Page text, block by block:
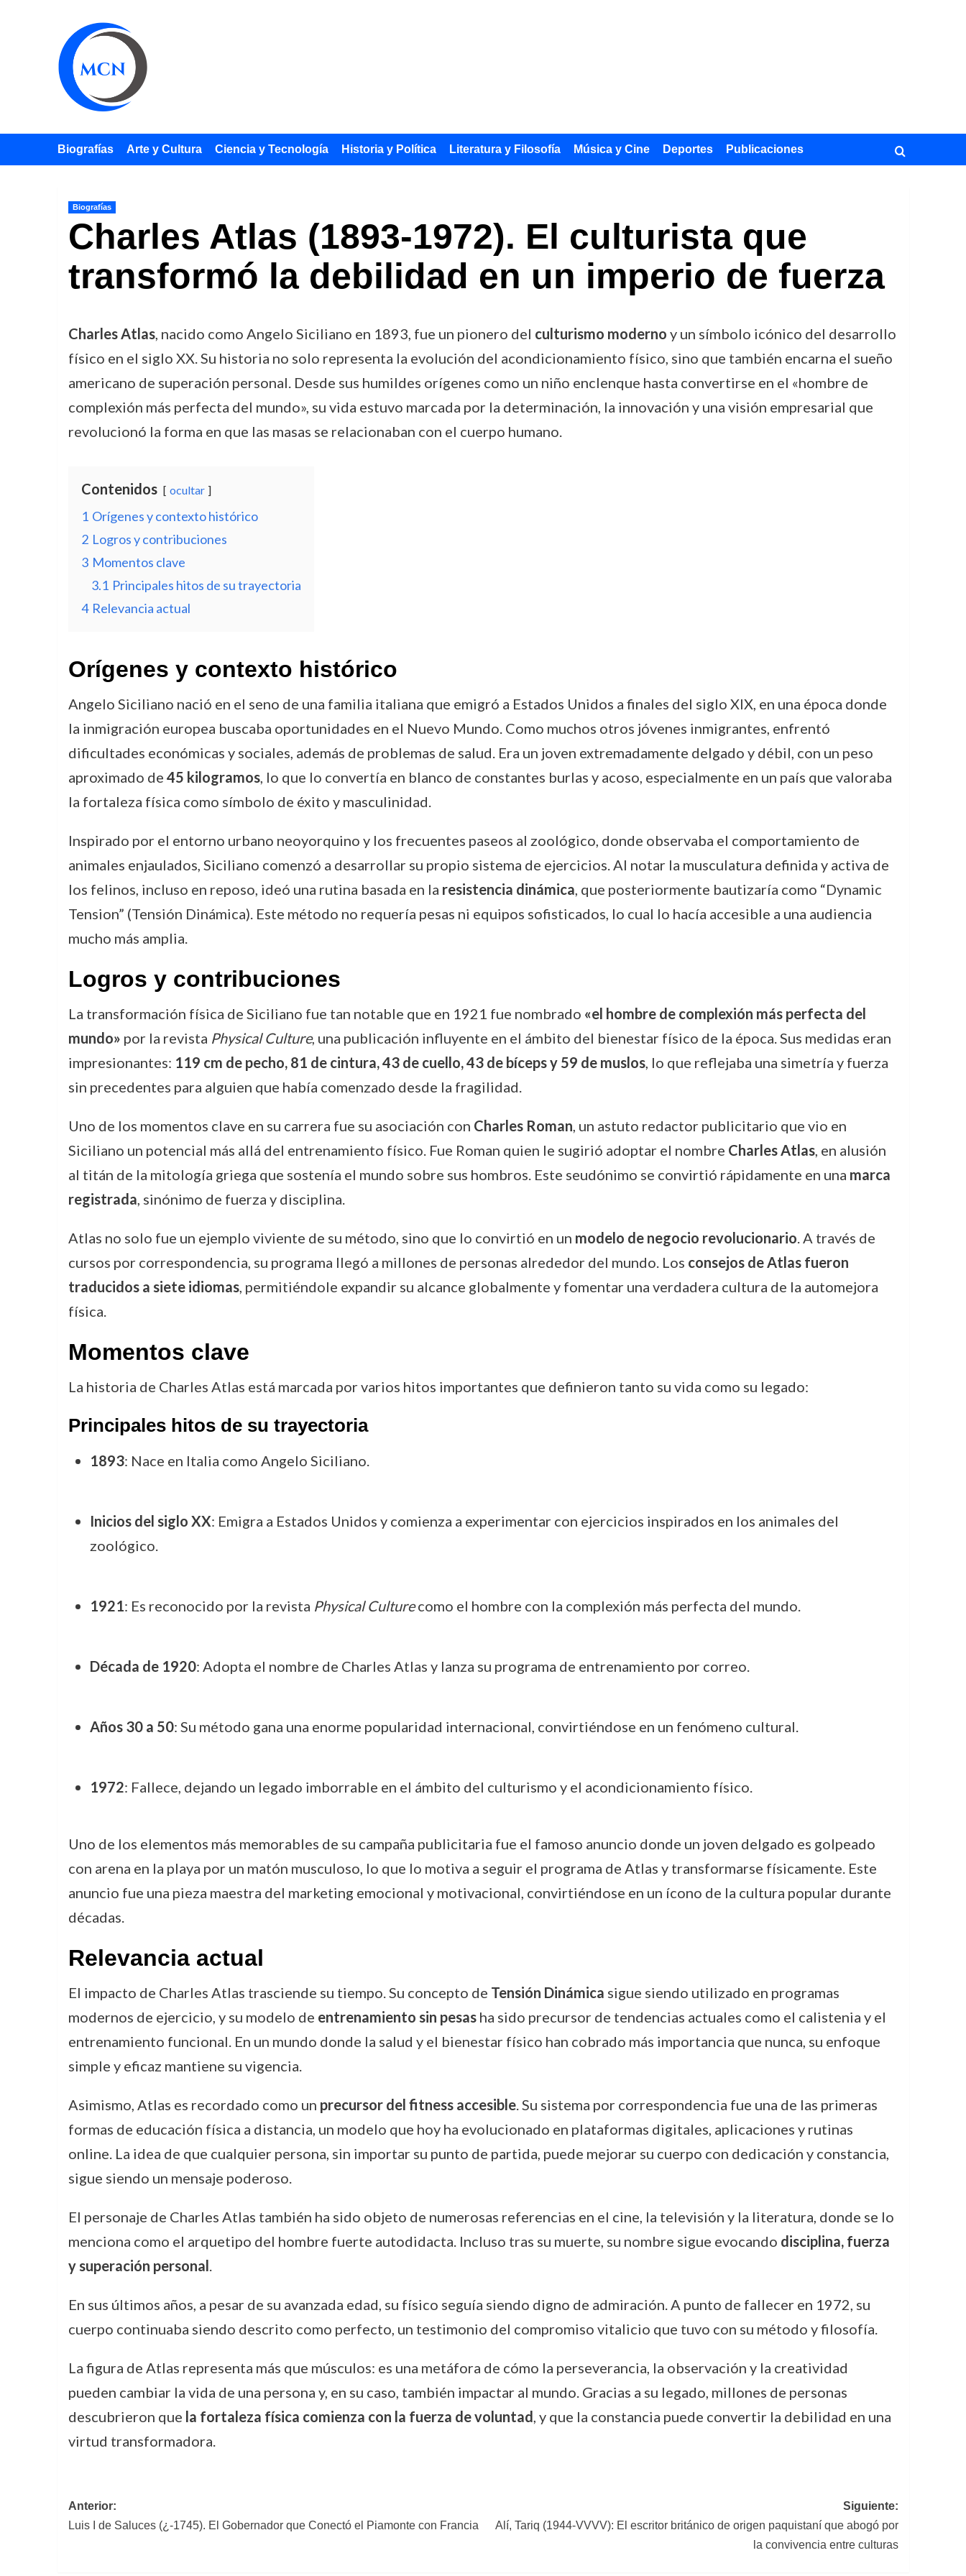
Biografías Arte y Cultura Ciencia y Tecnología Historia y Política Literatura y Filosofía Música y Cine Deportes Publicaciones
Biografías
Charles Atlas (1893-1972). El culturista que
transformó la debilidad en un imperio de fuerza
Charles Atlas, nacido como Angelo Siciliano en 1893, fue un pionero del culturismo moderno y un símbolo icónico del desarrollo
físico en el siglo XX. Su historia no solo representa la evolución del acondicionamiento físico, sino que también encarna el sueño
americano de superación personal. Desde sus humildes orígenes como un niño enclenque hasta convertirse en el «hombre de
complexión más perfecta del mundo», su vida estuvo marcada por la determinación, la innovación y una visión empresarial que
revolucionó la forma en que las masas se relacionaban con el cuerpo humano.
Contenidos ocultar
1 Orígenes y contexto histórico
2 Logros y contribuciones
3 Momentos clave
3.1 Principales hitos de su trayectoria
4 Relevancia actual
Orígenes y contexto histórico
Angelo Siciliano nació en el seno de una familia italiana que emigró a Estados Unidos a finales del siglo XIX, en una época donde
la inmigración europea buscaba oportunidades en el Nuevo Mundo. Como muchos otros jóvenes inmigrantes, enfrentó
dificultades económicas y sociales, además de problemas de salud. Era un joven extremadamente delgado y débil, con un peso
aproximado de 45 kilogramos, lo que lo convertía en blanco de constantes burlas y acoso, especialmente en un país que valoraba
la fortaleza física como símbolo de éxito y masculinidad.
Inspirado por el entorno urbano neoyorquino y los frecuentes paseos al zoológico, donde observaba el comportamiento de
animales enjaulados, Siciliano comenzó a desarrollar su propio sistema de ejercicios. Al notar la musculatura definida y activa de
los felinos, incluso en reposo, ideó una rutina basada en la resistencia dinámica, que posteriormente bautizaría como “Dynamic
Tension” (Tensión Dinámica). Este método no requería pesas ni equipos sofisticados, lo cual lo hacía accesible a una audiencia
mucho más amplia.
Logros y contribuciones
La transformación física de Siciliano fue tan notable que en 1921 fue nombrado «el hombre de complexión más perfecta del
mundo» por la revista Physical Culture, una publicación influyente en el ámbito del bienestar físico de la época. Sus medidas eran
impresionantes: 119 cm de pecho, 81 de cintura, 43 de cuello, 43 de bíceps y 59 de muslos, lo que reflejaba una simetría y fuerza
sin precedentes para alguien que había comenzado desde la fragilidad.
Uno de los momentos clave en su carrera fue su asociación con Charles Roman, un astuto redactor publicitario que vio en
Siciliano un potencial más allá del entrenamiento físico. Fue Roman quien le sugirió adoptar el nombre Charles Atlas, en alusión
al titán de la mitología griega que sostenía el mundo sobre sus hombros. Este seudónimo se convirtió rápidamente en una marca
registrada, sinónimo de fuerza y disciplina.
Atlas no solo fue un ejemplo viviente de su método, sino que lo convirtió en un modelo de negocio revolucionario. A través de
cursos por correspondencia, su programa llegó a millones de personas alrededor del mundo. Los consejos de Atlas fueron
traducidos a siete idiomas, permitiéndole expandir su alcance globalmente y fomentar una verdadera cultura de la automejora
física.
Momentos clave
La historia de Charles Atlas está marcada por varios hitos importantes que definieron tanto su vida como su legado:
Principales hitos de su trayectoria
1893: Nace en Italia como Angelo Siciliano.
Inicios del siglo XX: Emigra a Estados Unidos y comienza a experimentar con ejercicios inspirados en los animales del
zoológico.
1921: Es reconocido por la revista Physical Culturecomo el hombre con la complexión más perfecta del mundo.
Década de 1920: Adopta el nombre de Charles Atlas y lanza su programa de entrenamiento por correo.
Años 30 a 50: Su método gana una enorme popularidad internacional, convirtiéndose en un fenómeno cultural.
1972: Fallece, dejando un legado imborrable en el ámbito del culturismo y el acondicionamiento físico.
Uno de los elementos más memorables de su campaña publicitaria fue el famoso anuncio donde un joven delgado es golpeado
con arena en la playa por un matón musculoso, lo que lo motiva a seguir el programa de Atlas y transformarse físicamente. Este
anuncio fue una pieza maestra del marketing emocional y motivacional, convirtiéndose en un ícono de la cultura popular durante
décadas.
Relevancia actual
El impacto de Charles Atlas trasciende su tiempo. Su concepto de Tensión Dinámica sigue siendo utilizado en programas
modernos de ejercicio, y su modelo de entrenamiento sin pesasha sido precursor de tendencias actuales como el calistenia y el
entrenamiento funcional. En un mundo donde la salud y el bienestar físico han cobrado más importancia que nunca, su enfoque
simple y eficaz mantiene su vigencia.
Asimismo, Atlas es recordado como un precursor del fitness accesible. Su sistema por correspondencia fue una de las primeras
formas de educación física a distancia, un modelo que hoy ha evolucionado en plataformas digitales, aplicaciones y rutinas
online. La idea de que cualquier persona, sin importar su punto de partida, puede mejorar su cuerpo con dedicación y constancia,
sigue siendo un mensaje poderoso.
El personaje de Charles Atlas también ha sido objeto de numerosas referencias en el cine, la televisión y la literatura, donde se lo
menciona como el arquetipo del hombre fuerte autodidacta. Incluso tras su muerte, su nombre sigue evocando disciplina, fuerza
y superación personal.
En sus últimos años, a pesar de su avanzada edad, su físico seguía siendo digno de admiración. A punto de fallecer en 1972, su
cuerpo continuaba siendo descrito como perfecto, un testimonio del compromiso vitalicio que tuvo con su método y filosofía.
La figura de Atlas representa más que músculos: es una metáfora de cómo la perseverancia, la observación y la creatividad
pueden cambiar la vida de una persona y, en su caso, también impactar al mundo. Gracias a su legado, millones de personas
descubrieron que la fortaleza física comienza con la fuerza de voluntad, y que la constancia puede convertir la debilidad en una
virtud transformadora.
Navegación
Anterior:
Luis I de Saluces (¿-1745). El Gobernador que Conectó el Piamonte con Francia
Siguiente:
Alí, Tariq (1944-VVVV): El escritor británico de origen paquistaní que abogó por
la convivencia entre culturas